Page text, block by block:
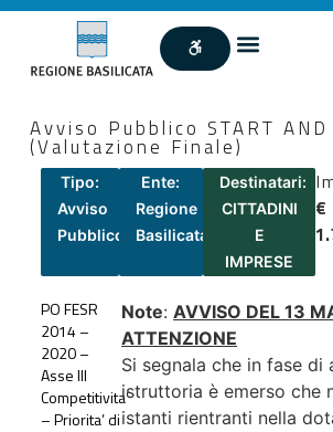
Avviso Pubblico START AND
(Valutazione Finale)
Tipo:
Avviso
Pubblico
Ente:
Regione
Basilicata
Destinatari:
CITTADINI
E
IMPRESE
€
PO FESR
2014 –
2020 –
Asse III
Competitivita’
– Priorita’ di
Note:AVVISO DEL 13
ATTENZIONE
Si segnala che in fase di
istruttoria è emerso che
istanti rientranti nella